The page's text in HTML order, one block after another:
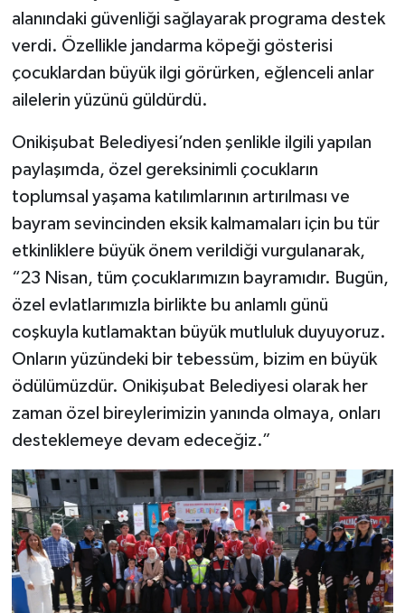
alanındaki güvenliği sağlayarak programa destek
verdi. Özellikle jandarma köpeği gösterisi
çocuklardan büyük ilgi görürken, eğlenceli anlar
ailelerin yüzünü güldürdü.
Onikişubat Belediyesi’nden şenlikle ilgili yapılan
paylaşımda, özel gereksinimli çocukların
toplumsal yaşama katılımlarının artırılması ve
bayram sevincinden eksik kalmamaları için bu tür
etkinliklere büyük önem verildiği vurgulanarak,
“23 Nisan, tüm çocuklarımızın bayramıdır. Bugün,
özel evlatlarımızla birlikte bu anlamlı günü
coşkuyla kutlamaktan büyük mutluluk duyuyoruz.
Onların yüzündeki bir tebessüm, bizim en büyük
ödülümüzdür. Onikişubat Belediyesi olarak her
zaman özel bireylerimizin yanında olmaya, onları
desteklemeye devam edeceğiz.”